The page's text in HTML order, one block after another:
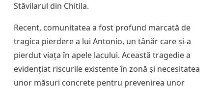
Stăvilarul din Chitila.
Recent, comunitatea a fost profund marcată de
tragica pierdere a lui Antonio, un tânăr care și-a
pierdut viața în apele lacului. Această tragedie a
evidențiat riscurile existente în zonă și necesitatea
unor măsuri concrete pentru prevenirea unor